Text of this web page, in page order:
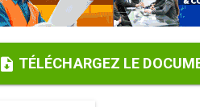
TÉLÉCHARGEZ LE